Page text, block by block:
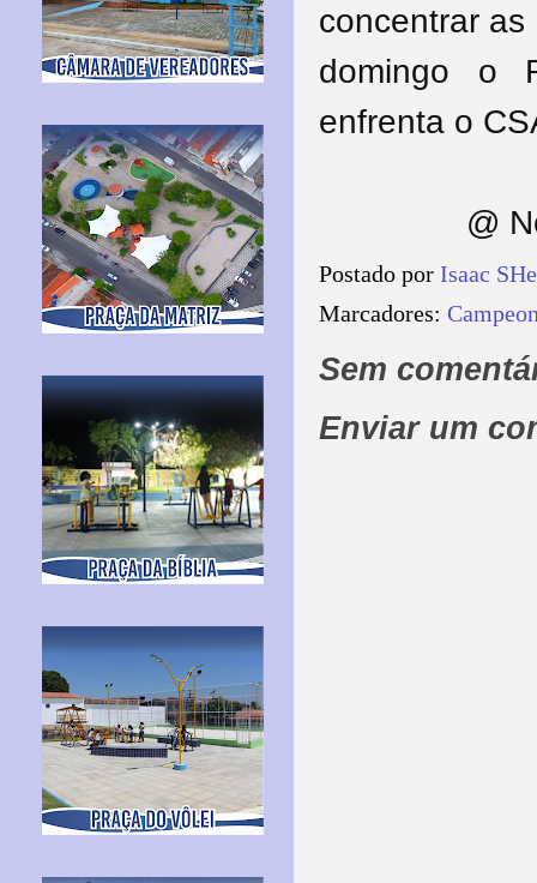
concentrar
domingo o
enfrenta o
@
Postado por Isaac
Marcadores:
Sem
Enviar um